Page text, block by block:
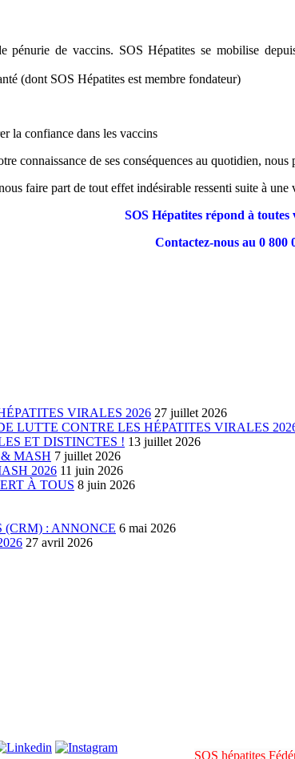
de vaccins. SOS Hépatites se mobilise
(dont SOS Hépatites est membre fondateur)
la confiance dans les vaccins
connaissance de ses conséquences au quotidien,
faire part de tout effet indésirable ressenti suite à une
SOS Hépatites répond à toutes
Contactez-nous au 0 800
VIRALES 2026 27 juillet 2026
LUTTE CONTRE LES HÉPATITES VIRALES
ET DISTINCTES ! 13 juillet 2026
MASH 7 juillet 2026
2026 11 juin 2026
À TOUS 8 juin 2026
: ANNONCE 6 mai 2026
27 avril 2026
SOS hépatites